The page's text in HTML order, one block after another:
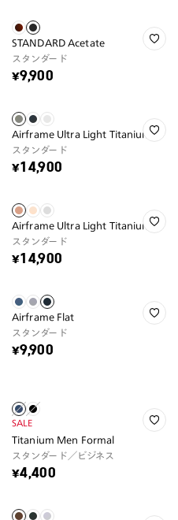
STANDARD Acetate
スタンダード
¥9,900
Airframe Ultra Light Titanium
スタンダード
¥14,900
Airframe Ultra Light Titanium
スタンダード
¥14,900
Airframe Flat
スタンダード
¥9,900
SALE
Titanium Men Formal
スタンダード／ビジネス
¥4,400